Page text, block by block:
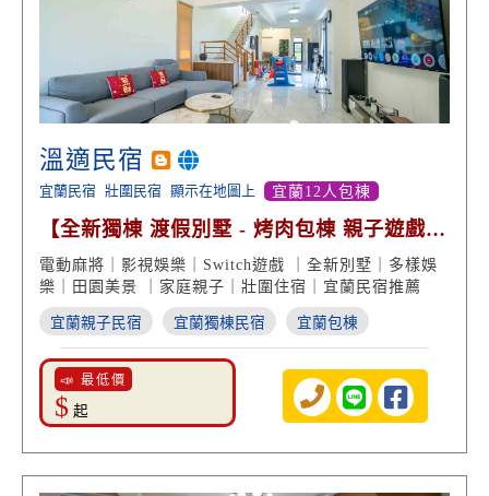
溫適民宿
宜蘭民宿 壯圍民宿 顯示在地圖上 宜蘭12人包棟
【全新獨棟 渡假別墅 - 烤肉包棟 親子遊戲
戲水玩樂】
電動麻將｜影視娛樂｜Switch遊戲 ｜全新別墅｜多樣娛
樂｜田園美景 ｜家庭親子｜壯圍住宿｜宜蘭民宿推薦
宜蘭親子民宿 宜蘭獨棟民宿 宜蘭包棟
📣 最低價
$ 起